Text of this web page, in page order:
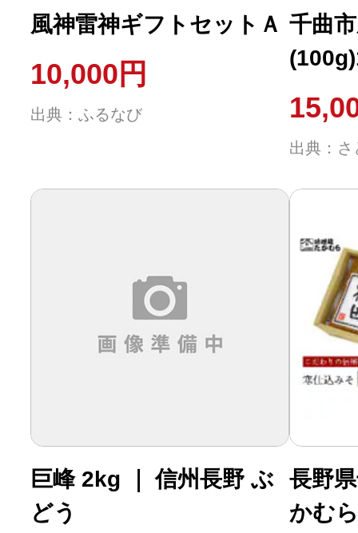
10秒ぴったり診断
自治体直営サイト特集
はじめるバイブルとは
問い合わせ
風神雷神ギフトセットＡ
10,000円
出典：ふるなび
千曲
んず
160g
出典：さ
巨峰 2kg ｜ 信州長野 ぶ
どう
長野
かむ